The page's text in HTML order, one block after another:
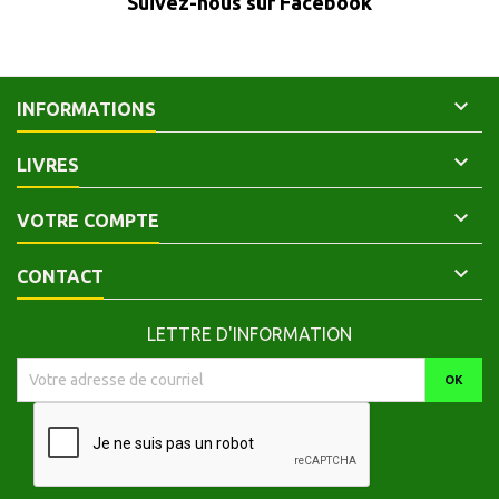
index.Basile le Grand - de la
INFORMATIONS 
LIVRES 
VOTRE COMPTE 
CONTACT 
LETTRE D'INFORMATION